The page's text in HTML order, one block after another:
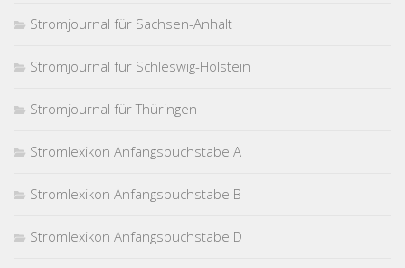
Stromjournal für Sachsen-Anhalt
Stromjournal für Schleswig-Holstein
Stromjournal für Thüringen
Stromlexikon Anfangsbuchstabe A
Stromlexikon Anfangsbuchstabe B
Stromlexikon Anfangsbuchstabe D